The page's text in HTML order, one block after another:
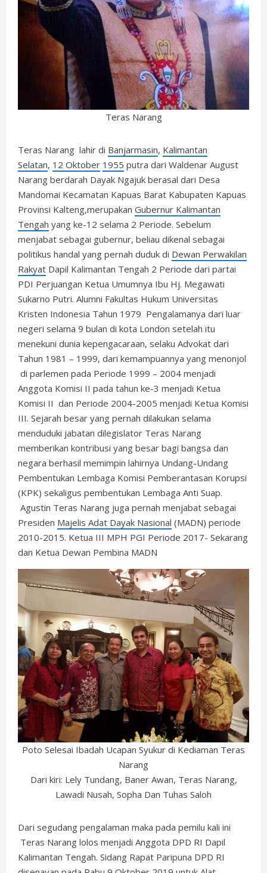
Teras Narang
Teras Narang lahir di Banjarmasin, Kalimantan
Selatan, 12 Oktober 1955 putra dari Waldenar August
Narang berdarah Dayak Ngajuk berasal dari Desa
Mandomai Kecamatan Kapuas Barat Kabupaten Kapuas
Provinsi Kalteng,merupakan Gubernur Kalimantan
Tengah yang ke-12 selama 2 Periode. Sebelum
menjabat sebagai gubernur, beliau dikenal sebagai
politikus handal yang pernah duduk di Dewan Perwakilan
Rakyat Dapil Kalimantan Tengah 2 Periode dari partai
PDI Perjuangan Ketua Umumnya Ibu Hj. Megawati
Sukarno Putri. Alumni Fakultas Hukum Universitas
Kristen Indonesia Tahun 1979 Pengalamanya dari luar
negeri selama 9 bulan di kota London setelah itu
menekuni dunia kepengacaraan, selaku Advokat dari
Tahun 1981 – 1999, dari kemampuannya yang menonjol
di parlemen pada Periode 1999 – 2004 menjadi
Anggota Komisi II pada tahun ke-3 menjadi Ketua
Komisi II dan Periode 2004-2005 menjadi Ketua Komisi
III. Sejarah besar yang pernah dilakukan selama
menduduki jabatan dilegislator Teras Narang
memberikan kontribusi yang besar bagi bangsa dan
negara berhasil memimpin lahirnya Undang-Undang
Pembentukan Lembaga Komisi Pemberantasan Korupsi
(KPK) sekaligus pembentukan Lembaga Anti Suap.
Agustin Teras Narang juga pernah menjabat sebagai
Presiden Majelis Adat Dayak Nasional (MADN) periode
2010-2015. Ketua III MPH PGI Periode 2017- Sekarang
dan Ketua Dewan Pembina MADN
Poto Selesai Ibadah Ucapan Syukur di Kediaman Teras
Narang
Dari kiri: Lely Tundang, Baner Awan, Teras Narang,
Lawadi Nusah, Sopha Dan Tuhas Saloh
Dari segudang pengalaman maka pada pemilu kali ini
Teras Narang lolos menjadi Anggota DPD RI Dapil
Kalimantan Tengah. Sidang Rapat Paripuna DPD RI